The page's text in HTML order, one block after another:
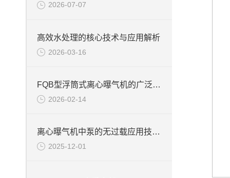
2026-07-07
高效水处理的核心技术与应用解析
2026-03-16
FQB型浮筒式离心曝气机的广泛应用
2026-02-14
离心曝气机中泵的无过载应用技术说明
2025-12-01